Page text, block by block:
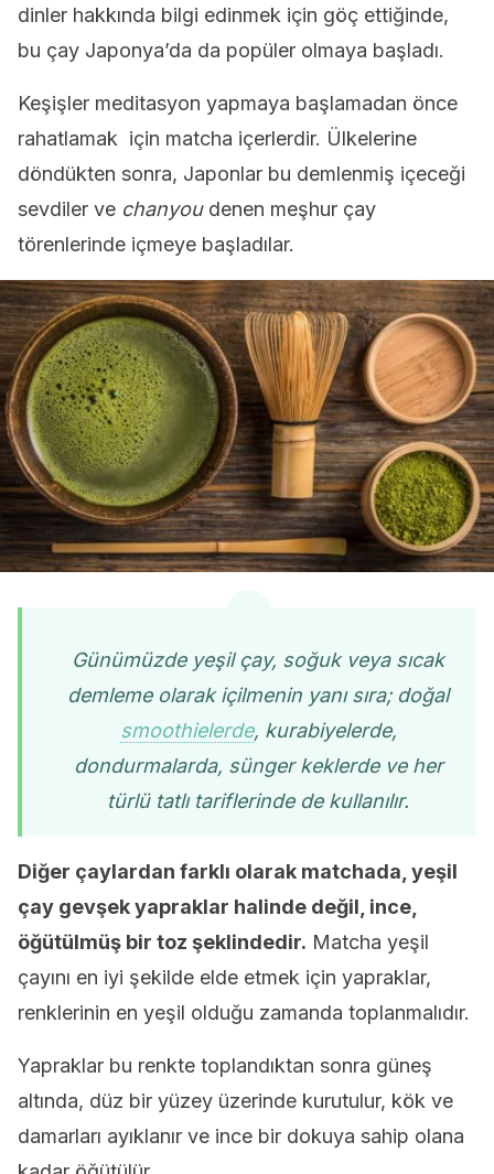
dinler hakkında bilgi edinmek için göç ettiğinde,
bu çay Japonya’da da popüler olmaya başladı.
Keşişler meditasyon yapmaya başlamadan önce
rahatlamak için matcha içerlerdir. Ülkelerine
döndükten sonra, Japonlar bu demlenmiş içeceği
sevdiler ve chanyoudenen meşhur çay
törenlerinde içmeye başladılar.
Günümüzde yeşil çay, soğuk veya sıcak
demleme olarak içilmenin yanı sıra; doğal
smoothielerde, kurabiyelerde,
dondurmalarda, sünger keklerde ve her
türlü tatlı tariflerinde de kullanılır.
Diğer çaylardan farklı olarak matchada, yeşil
çay gevşek yapraklar halinde değil, ince,
öğütülmüş bir toz şeklindedir. Matcha yeşil
çayını en iyi şekilde elde etmek için yapraklar,
renklerinin en yeşil olduğu zamanda toplanmalıdır.
Yapraklar bu renkte toplandıktan sonra güneş
altında, düz bir yüzey üzerinde kurutulur, kök ve
damarları ayıklanır ve ince bir dokuya sahip olana